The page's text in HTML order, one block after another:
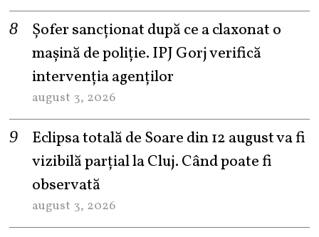
Șofer sancționat după ce a claxonat o
mașină de poliție. IPJ Gorj verifică
intervenția agenților
august 3, 2026
Eclipsa totală de Soare din 12 august va fi
vizibilă parțial la Cluj. Când poate fi
observată
august 3, 2026